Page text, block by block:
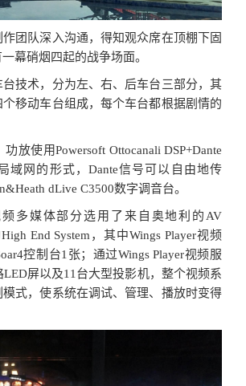
团队深入沟通，得知观众席在顶棚下固
幕硝烟四起的战争场面。
技术，分为左、右、后车台三部分，其
移动车台组成，每个车台都根据剧情的
放使用Powersoft Ottocanali DSP+Dante
域网的形式，Dante信号可以自由地传
dLive C3500数字调音台。
多媒体部分选用了来自奥地利的AV
End System，其中Wings Player视频
控制台1张；通过Wings Player视频服
屏以及11台大型投影机，整个视频系
式，使系统在调试、管理、播放时变得